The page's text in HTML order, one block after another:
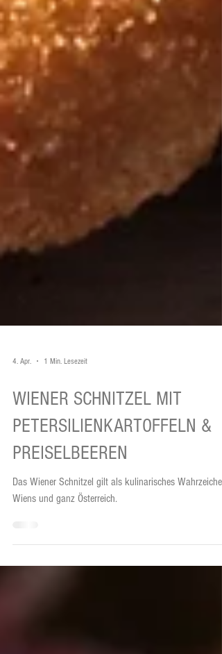
4. Apr. 1 Min. Lesezeit
WIENER SCHNITZEL MIT
PETERSILIENKARTOFFELN &
Das Wiener Schnitzel gilt als kulinarisches Wahrzeichen